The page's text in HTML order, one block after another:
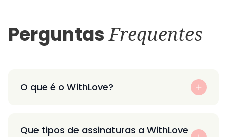
PerguntasFrequentes
O que é o WithLove?
Que tipos de assinaturas a WithLove